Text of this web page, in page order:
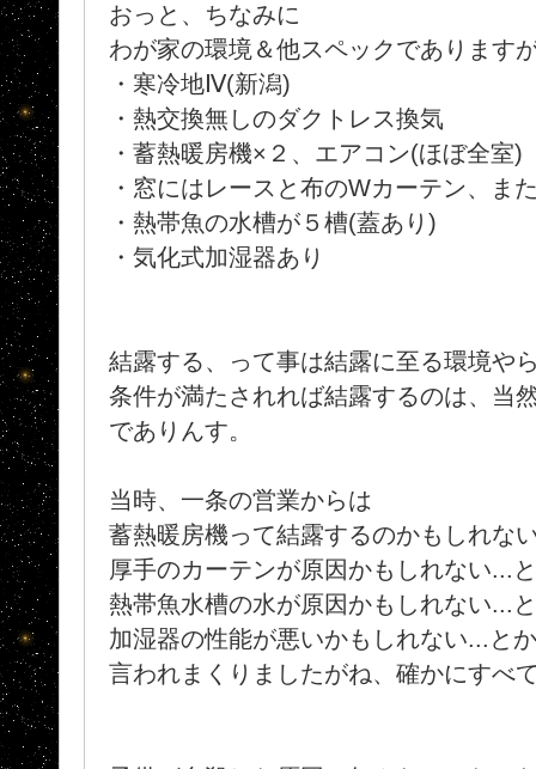
おっと、ちなみに
わが家の環境＆他スペックであります
・寒冷地Ⅳ(新潟)
・熱交換無しのダクトレス換気
・蓄熱暖房機×２、エアコン(ほぼ全室)
・窓にはレースと布のWカーテン、ま
・熱帯魚の水槽が５槽(蓋あり)
・気化式加湿器あり
結露する、って事は結露に至る環境や
条件が満たされれば結露するのは、当
でありんす。
当時、一条の営業からは
蓄熱暖房機って結露するのかもしれな
厚手のカーテンが原因かもしれない...
熱帯魚水槽の水が原因かもしれない...
加湿器の性能が悪いかもしれない...とか
言われまくりましたがね、確かにすべ